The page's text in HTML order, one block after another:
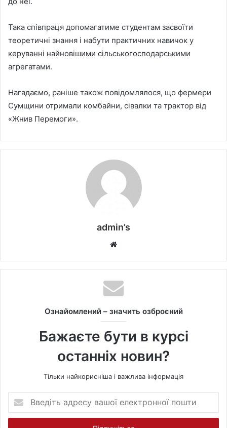
Така співпраця допомагатиме студентам засвоїти
теоретичні знання і набути практичних навичок у
керуванні найновішими сільськогосподарськими
агрегатами.
Нагадаємо, раніше також повідомлялося, що фермери
Сумщини отримали комбайни, сівалки та трактор від
«Жнив Перемоги».
admin’s
b
s
i
e
Ознайомлений – значить озброєний
Бажаєте бути в курсі
останніх новин?
Тільки найкорисніша і важлива інформація
е